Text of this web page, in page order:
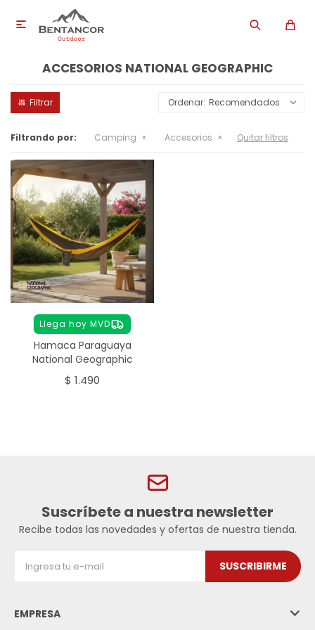

ACCESORIOS NATIONAL GEOGRAPHIC
Recomendados
Filtrando por: Camping Accesorios Quitar filtros
Llega hoy MVD
Hamaca Paraguaya
National Geographic
$ 1.490
Suscríbete a nuestra newsletter
Recibe todas las novedades y ofertas de nuestra tienda.
SUSCRIBIRME
EMPRESA